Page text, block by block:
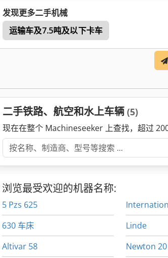
发现更多二手机械
运输车及7.5吨及以下卡车
二手铁路、航空和水上车辆 (5)
现在在整个 Machineseeker 上查找，超过
浏览最受欢迎的机器名称:
5 Pzs 625
630 车床
Altivar 58
Linde
Newton 20